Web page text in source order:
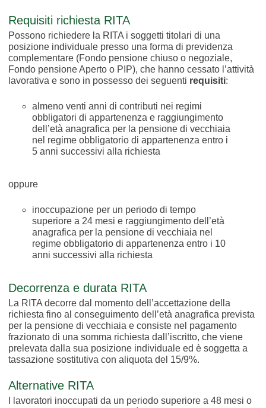
Requisiti richiesta RITA
Possono richiedere la RITA i soggetti titolari di una
posizione individuale presso una forma di previdenza
complementare (Fondo pensione chiuso o negoziale,
Fondo pensione Aperto o PIP), che hanno cessato l’attività
lavorativa e sono in possesso dei seguenti requisiti:
almeno venti anni di contributi nei regimi
obbligatori di appartenenza e raggiungimento
dell’età anagrafica per la pensione di vecchiaia
nel regime obbligatorio di appartenenza entro i
5 anni successivi alla richiesta
oppure
inoccupazione per un periodo di tempo
superiore a 24 mesi e raggiungimento dell’età
anagrafica per la pensione di vecchiaia nel
regime obbligatorio di appartenenza entro i 10
anni successivi alla richiesta
Decorrenza e durata RITA
La RITA decorre dal momento dell’accettazione della
richiesta fino al conseguimento dell’età anagrafica prevista
per la pensione di vecchiaia e consiste nel pagamento
frazionato di una somma richiesta dall’iscritto, che viene
prelevata dalla sua posizione individuale ed è soggetta a
tassazione sostitutiva con aliquota del 15/9%.
Alternative RITA
I lavoratori inoccupati da un periodo superiore a 48 mesi o